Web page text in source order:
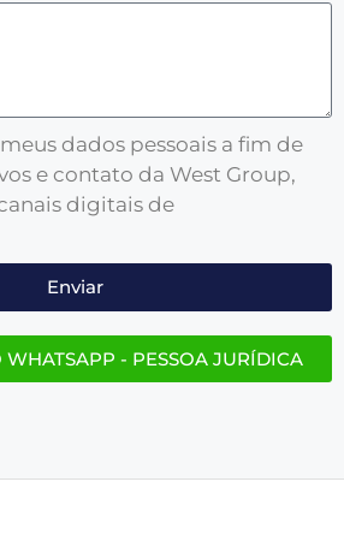
dados pessoais a fim de
e contato da West Group,
digitais de
Enviar
- PESSOA JURÍDICA